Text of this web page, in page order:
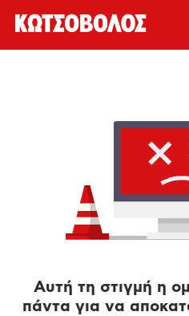
Αυτή τη στιγμή η
πάντα για να